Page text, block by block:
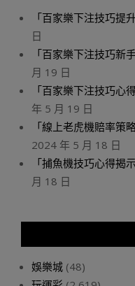
「百家樂下注技巧提
日
「百家樂下注技巧新
月 19 日
「百家樂下注技巧心
年 5 月 19 日
「線上老虎機賠率策
2024 年 5 月 18 日
「捕魚機技巧心得揭
月 18 日
娛樂城 (48)